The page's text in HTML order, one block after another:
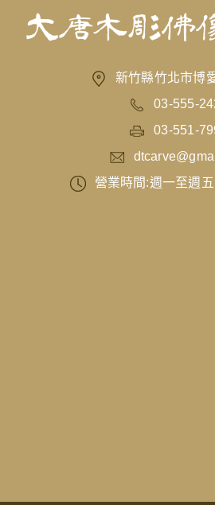
新竹縣竹北市博
03-555-
03-551-
營業時間:週一至週